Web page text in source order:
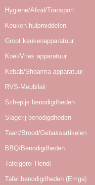
Hygiene/Afval/Transport
Keuken hulpmiddelen
Groot keukenapparatuur
Koel/Vries apparatuur
Kebab/Shoarma apparatuur
RVS-Meubilair
Schepijs benodigdheden
Slagerij benodigdheden
Taart/Brood/Gebaksartikelen
BBQ/Benodigdheden
Tafelgerei Hendi
Tafel benodigdheden (Emga)